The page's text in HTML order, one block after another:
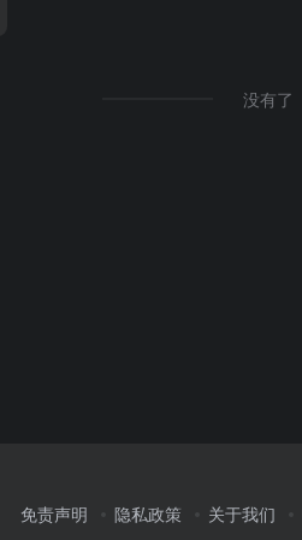
没有了
免责声明 隐私政策 关于我们